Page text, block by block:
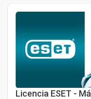
Licencia ESET -